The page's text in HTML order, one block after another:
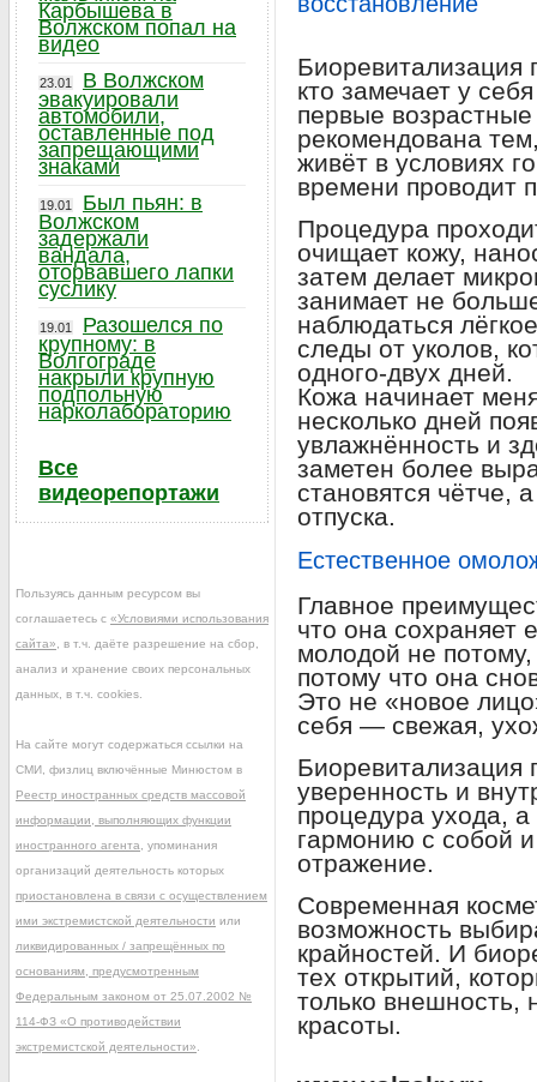
Биоревитализация
кто замечает у
первые
рекомендована
живёт в условиях
времени проводит
Процедура
очищает кожу,
затем делает
занимает не
наблюдаться
следы от уколов,
одного-двух дней.
Кожа начинает
несколько дней
увлажнённость и
заметен более
становятся чётче,
отпуска.
Естественное
Главное
что она сохраняет
молодой не
потому что она
Это не «новое
себя — свежая,
Биоревитализация
уверенность и
процедура ухода, а
гармонию с собой
отражение.
Современная
возможность
крайностей. И
тех открытий,
только внешность,
красоты.
Карбышева в
Волжском попал на
видео
23.01
В Волжском
эвакуировали
автомобили,
оставленные под
запрещающими
знаками
19.01
Был пьян: в
Волжском
задержали
вандала,
оторвавшего лапки
суслику
19.01
Разошелся по
крупному: в
Волгограде
накрыли крупную
подпольную
нарколабораторию
Все
видеорепортажи
Пользуясь данным ресурсом вы
соглашаетесь с «Условиями использования
сайта» , в т.ч. даёте разрешение на сбор,
анализ и хранение своих персональных
данных, в т.ч. cookies.
На сайте могут содержаться ссылки на
СМИ, физлиц включённые Минюстом в
Реестр иностранных средств массовой
информации, выполняющих функции
иностранного агента , упоминания
организаций деятельность которых
приостановлена в связи с осуществлением
ими экстремистской деятельности или
ликвидированных / запрещённых по
основаниям, предусмотренным
Федеральным законом от 25.07.2002 №
114-ФЗ «О противодействии
экстремистской деятельности»